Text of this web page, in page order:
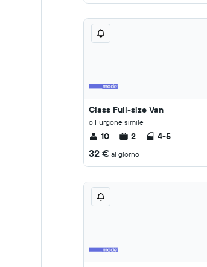
Class Full-size Van
o Furgone simile
10 2 4-5
32 € al giorno